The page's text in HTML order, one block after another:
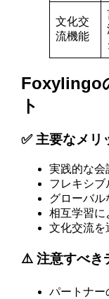
文化交
流機能
Foxylingo
ト
✅ 主要なメリ
実践的な会
フレキシ
グローバル
相互学習に
文化交流を
⚠️ 注意すべき
パートナー